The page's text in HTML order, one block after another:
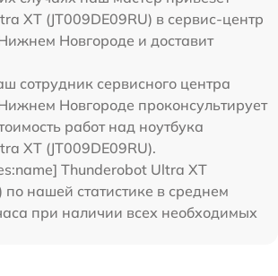
XT (JT009DE09RU) в сервис-центр
Новгороде и доставит
сотрудник сервисного центра
Новгороде проконсультирует
работ над ноутбука
XT (JT009DE09RU).
Thunderobot Ultra XT
по нашей статистике в среднем
при наличии всех необходимых